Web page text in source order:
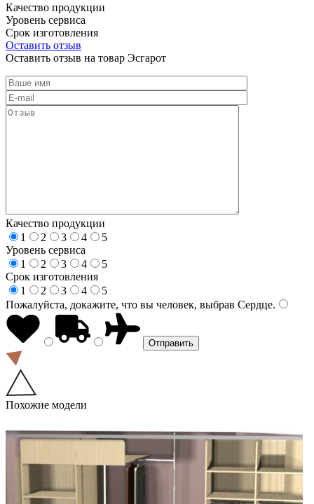
Качество продукции
Уровень сервиса
Срок изготовления
Оставить отзыв
Оставить отзыв на товар Эсгарот
Качество продукции
1
2 3 4
5
Уровень сервиса
1
2 3 4
5
Срок изготовления
1
2 3 4
5
Пожалуйста, докажите, что вы человек, выбрав Сердце.
Похожие модели